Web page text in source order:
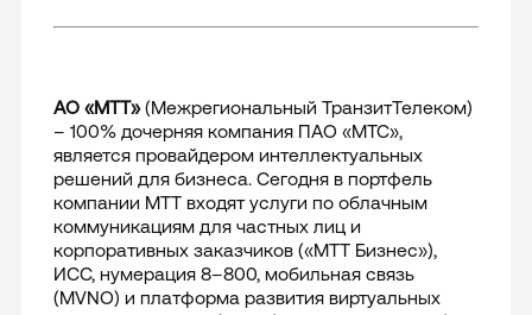
АО «МТТ»(Межрегиональный ТранзитТелеком)
– 100% дочерняя компания ПАО «МТС»,
является провайдером интеллектуальных
решений для бизнеса. Сегодня в портфель
компании МТТ входят услуги по облачным
коммуникациям для частных лиц и
корпоративных заказчиков («МТТ Бизнес»),
ИСС, нумерация 8–800, мобильная связь
(MVNO) и платформа развития виртуальных